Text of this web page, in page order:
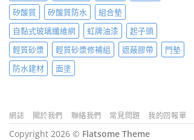
矽酸質
矽酸質防水
組合墊
自黏式玻璃纖維網
虹牌油漆
起子頭
輕質砂漿
輕質砂漿修補組 遮蔽膠帶
門墊
防水建材
面塗
網誌 關於我們 聯絡我們 常見問題 我的回報單
Copyright 2026 © Flatsome Theme